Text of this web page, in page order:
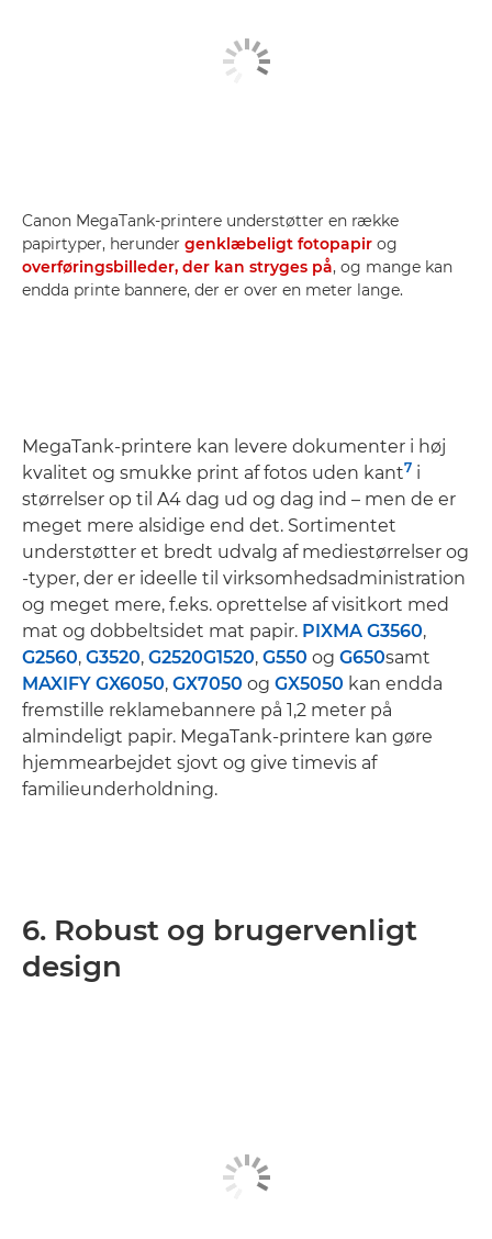
Canon MegaTank-printere understøtter en række
papirtyper, herunder genklæbeligt fotopapir og
overføringsbilleder, der kan stryges på, og mange kan
endda printe bannere, der er over en meter lange.
MegaTank-printere kan levere dokumenter i høj
kvalitet og smukke print af fotos uden kant7 i
størrelser op til A4 dag ud og dag ind – men de er
meget mere alsidige end det. Sortimentet
understøtter et bredt udvalg af mediestørrelser og
-typer, der er ideelle til virksomhedsadministration
og meget mere, f.eks. oprettelse af visitkort med
mat og dobbeltsidet mat papir. PIXMA G3560,
G2560, G3520, G2520G1520, G550 og G650samt
MAXIFY GX6050, GX7050 og GX5050 kan endda
fremstille reklamebannere på 1,2 meter på
almindeligt papir. MegaTank-printere kan gøre
hjemmearbejdet sjovt og give timevis af
familieunderholdning.
6. Robust og brugervenligt
design